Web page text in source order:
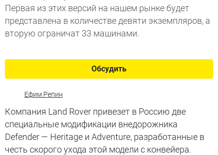
Первая из этих версий на нашем рынке будет
представлена в количестве девяти экземпляров, а
вторую ограничат 33 машинами.
Обсудить
Ефим Репин
Компания Land Rover привезет в Россию две
специальные модификации внедорожника
Defender — Heritage и Adventure, разработанные в
честь скорого ухода этой модели с конвейера.